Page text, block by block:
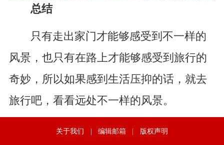
总结
只有走出家门才能够感受到不一样的
风景，也只有在路上才能够感受到旅行的
奇妙，所以如果感到生活压抑的话，就去
旅行吧，看看远处不一样的风景。
关于我们 | 编辑邮箱 | 版权声明